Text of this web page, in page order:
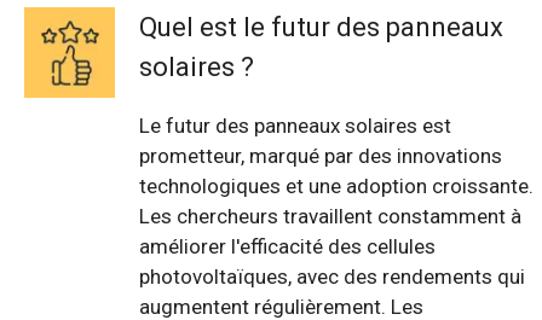
Quel est le futur des panneaux
solaires ?
Le futur des panneaux solaires est
prometteur, marqué par des innovations
technologiques et une adoption croissante.
Les chercheurs travaillent constamment à
améliorer l'efficacité des cellules
photovoltaïques, avec des rendements qui
augmentent régulièrement. Les